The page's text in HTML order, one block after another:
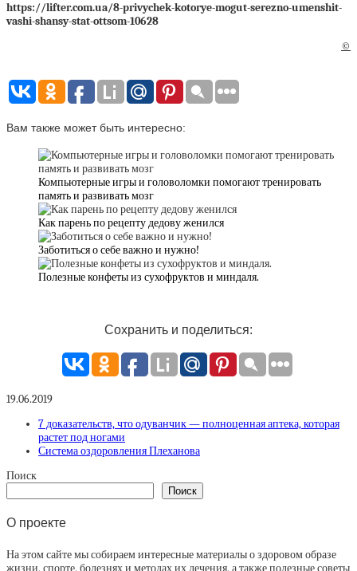
https://lifter.com.ua/8-privychek-kotorye-mogut-serezno-umenshit-
vashi-shansy-stat-ottsom-10628
©
Вам также может быть интересно:
Компьютерные игры и головоломки помогают тренировать
память и развивать мозг
Как парень по рецепту дедову женился
Заботиться о себе важно и нужно!
Полезные конфеты из сухофруктов и миндаля.
Сохранить и поделиться:
19.06.2019
7 доказательств, что одуванчик — полноценная аптека, которая
растет под ногами
Система оздоровления Плеханова
Поиск
Поиск
О проекте
На этом сайте мы собираем интересные материалы о здоровом образе
жизни, спорте, болезнях и методах их лечения, а также полезные советы